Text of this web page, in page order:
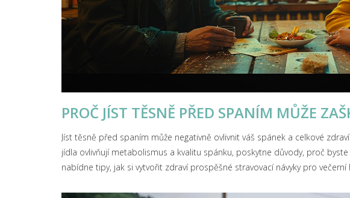
PROČ JÍST TĚSNĚ PŘED SPANÍM MŮŽE
Jíst těsně před spaním může negativně ovlivnit váš spánek a celkové
jídla ovlivňují metabolismus a kvalitu spánku, poskytne důvody, proč
nabídne tipy, jak si vytvořit zdraví prospěšné stravovací návyky pro večerní